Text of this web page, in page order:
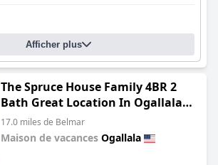
Afficher plus
The Spruce House Family 4BR 2
Bath Great Location In Ogallala
Close to Lake McConaughy
17.0 miles de Belmar
Maison de vacances Ogallala